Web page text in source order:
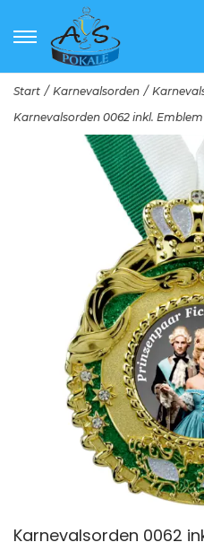
Start / Karnevalsorden /
Karnevalsorden 0062 inkl.
Karnevalsorden 0062